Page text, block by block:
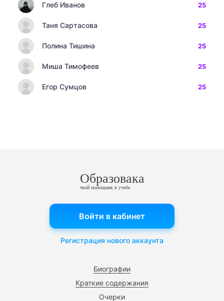
Глеб Иванов 25
Таня Сартасова 25
Полина Тишина 25
Миша Тимофеев 25
Егор Сумцов 25
Образовака
твой помощник в учебе
Биографии
Краткие содержания
Очерки
Войти в кабинет
Регистрация нового аккаунта